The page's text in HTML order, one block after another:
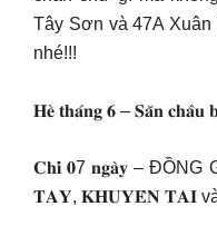
Tây Sơn và 47A
nhé!!!
𝐇𝐞̀ 𝐭𝐡𝐚́𝐧𝐠 𝟔 – 𝐒𝐚̆𝐧 𝐜𝐡𝐚̂𝐮
𝐂𝐡𝐢̉ 𝟎7 𝐧𝐠𝐚̀𝐲 –
𝐓𝐀𝐘, 𝐊𝐇𝐔𝐘𝐄̂𝐍 𝐓𝐀𝐈